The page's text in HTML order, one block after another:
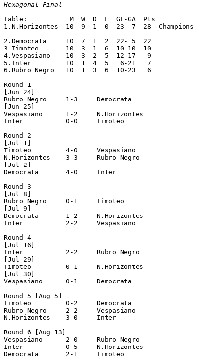
Hexagonal Final
Table:		 M  W  D  L  GF-GA  Pts
1.N.Horizontes	10  9  1  0  23- 7  28  Champions
---------------------------------------
2.Democrata	10  7  1  2  22- 5  22
3.Timoteo	10  3  1  6  10-10  10
4.Vespasiano	10  3  2  5  12-17   9
5.Inter		10  1  4  5   6-21   7
6.Rubro Negro	10  1  3  6  10-23   6
Round 1
[Jun 24]
Rubro Negro	1-3	Democrata
[Jun 25]
Vespasiano	1-2	N.Horizontes
Inter		0-0	Timoteo
Round 2
[Jul 1]
Timoteo		4-0	Vespasiano
N.Horizontes	3-3	Rubro Negro
[Jul 2]
Democrata	4-0	Inter
Round 3
[Jul 8]
Rubro Negro	0-1	Timoteo
[Jul 9]
Democrata	1-2	N.Horizontes
Inter		2-2	Vespasiano
Round 4
[Jul 16]
Inter		2-2	Rubro Negro
[Jul 29]
Timoteo		0-1	N.Horizontes
[Jul 30]
Vespasiano	0-1	Democrata
Round 5 [Aug 5]
Timoteo		0-2	Democrata
Rubro Negro	2-2	Vespasiano
N.Horizontes	3-0 	Inter
Round 6 [Aug 13]
Vespasiano	2-0	Rubro Negro
Inter		0-5	N.Horizontes
Democrata	2-1	Timoteo